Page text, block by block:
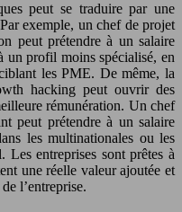
peut se traduire par une
exemple, un chef de projet
peut prétendre à un salaire
un profil moins spécialisé, en
les PME. De même, la
hacking peut ouvrir des
rémunération. Un chef
peut prétendre à un salaire
les multinationales ou les
Les entreprises sont prêtes à
une réelle valeur ajoutée et
l’entreprise.